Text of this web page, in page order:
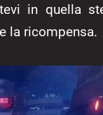
in quella
la ricompensa.